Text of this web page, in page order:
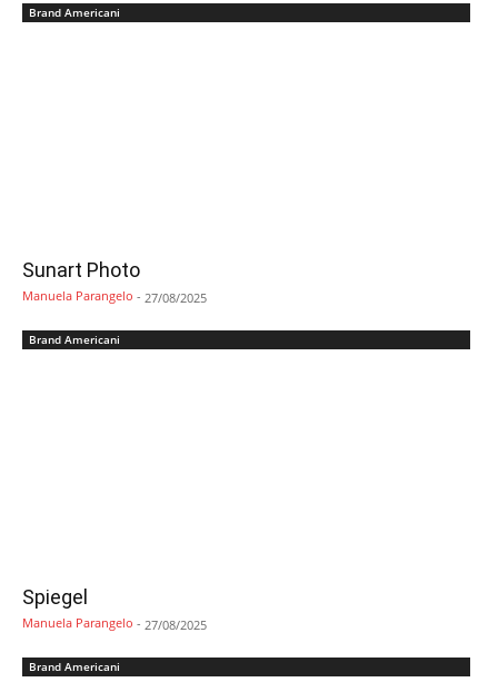
Brand Americani
Sunart Photo
Manuela Parangelo - 27/08/2025
Brand Americani
Spiegel
Manuela Parangelo - 27/08/2025
Brand Americani